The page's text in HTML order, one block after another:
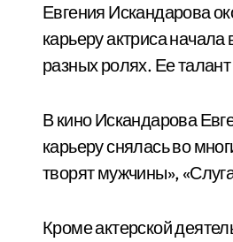
Евгения Искандарова
карьеру актриса
разных ролях. Ее
В кино Искандарова
карьеру снялась во
творят мужчины»,
Кроме актерской